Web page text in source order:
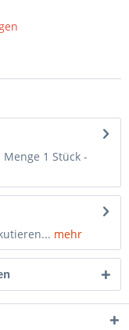
Menge 1 Stück -
mehr